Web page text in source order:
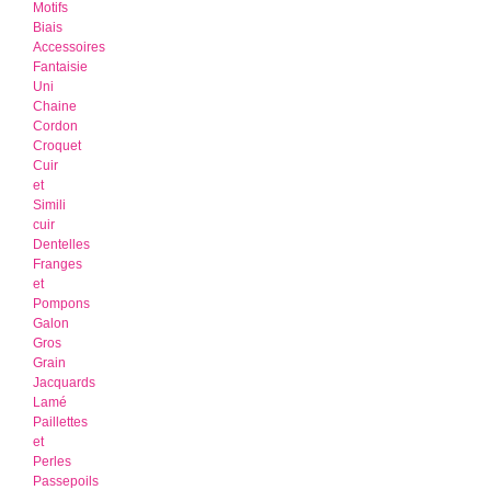
Motifs
Biais
Accessoires
Fantaisie
Uni
Chaine
Cordon
Croquet
Cuir
et
Simili
cuir
Dentelles
Franges
et
Pompons
Galon
Gros
Grain
Jacquards
Lamé
Paillettes
et
Perles
Passepoils